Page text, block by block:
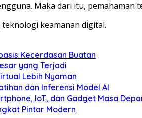
Maka dari itu, pemahaman
keamanan digital.
Kecerdasan Buatan
yang Terjadi
Lebih Nyaman
dan Inferensi Model AI
IoT, dan Gadget Masa
Pintar Modern